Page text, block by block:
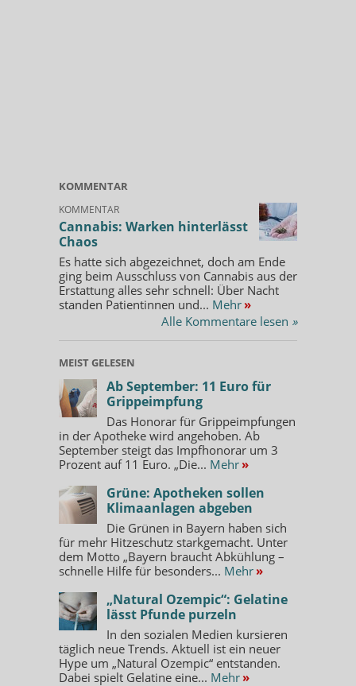
KOMMENTAR
KOMMENTAR
Cannabis: Warken hinterlässt
Chaos
Es hatte sich abgezeichnet, doch am Ende
ging beim Ausschluss von Cannabis aus der
Erstattung alles sehr schnell: Über Nacht
standen Patientinnen und... Mehr »
Alle Kommentare lesen »
MEIST GELESEN
Ab September: 11 Euro für
Grippeimpfung
Das Honorar für Grippeimpfungen
in der Apotheke wird angehoben. Ab
September steigt das Impfhonorar um 3
Prozent auf 11 Euro. „Die... Mehr »
Grüne: Apotheken sollen
Klimaanlagen abgeben
Die Grünen in Bayern haben sich
für mehr Hitzeschutz starkgemacht. Unter
dem Motto „Bayern braucht Abkühlung –
schnelle Hilfe für besonders... Mehr »
„Natural Ozempic“: Gelatine
lässt Pfunde purzeln
In den sozialen Medien kursieren
täglich neue Trends. Aktuell ist ein neuer
Hype um „Natural Ozempic“ entstanden.
Dabei spielt Gelatine eine... Mehr »